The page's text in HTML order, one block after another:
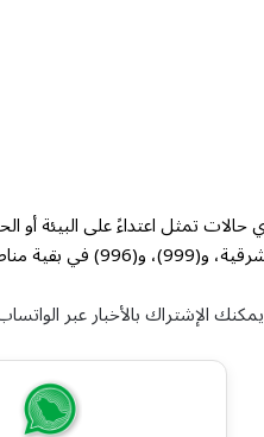
والمدينة المنورة،
يمكنك الإشتراك بالأخبار عبر